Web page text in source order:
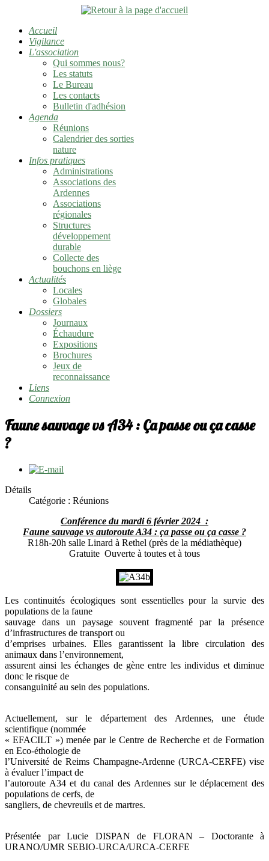
Accueil
Vigilance
L'association
Qui sommes nous?
Les statuts
Le Bureau
Les contacts
Bulletin d'adhésion
Agenda
Réunions
Calendrier des sorties
nature
Infos pratiques
Administrations
Associations des
Ardennes
Associations
régionales
Structures
développement
durable
Collecte des
bouchons en liège
Actualités
Locales
Globales
Dossiers
Journaux
Échaudure
Expositions
Brochures
Jeux de
reconnaissance
Liens
Connexion
Faune sauvage vs A34 : Ça passe ou ça casse
?
Détails
Catégorie : Réunions
Conférence du mardi 6 février 2024 :
Faune sauvage vs autoroute A34 : ça passe ou ça casse ?
R18h-20h salle Linard à Rethel (près de la médiathèque)
Gratuite Ouverte à toutes et à tous
Les continuités écologiques sont essentielles pour la survie des
populations de la faune
sauvage dans un paysage souvent fragmenté par la présence
d’infrastructures de transport ou
d’emprises urbaines. Elles garantissent la libre circulation des
animaux dans l’environnement,
assurent ainsi les échanges de gène entre les individus et diminue
donc le risque de
consanguinité au sein des populations.
Actuellement, sur le département des Ardennes, une étude
scientifique (nommée
« EFACILT ») menée par le Centre de Recherche et de Formation
en Eco-éthologie de
l’Université de Reims Champagne-Ardenne (URCA-CERFE) vise
à évaluer l’impact de
l’autoroute A34 et du canal des Ardennes sur le déplacement des
populations de cerfs, de
sangliers, de chevreuils et de martres.
Présentée par Lucie DISPAN de FLORAN – Doctorante à
URANO/UMR SEBIO-URCA/URCA-CERFE